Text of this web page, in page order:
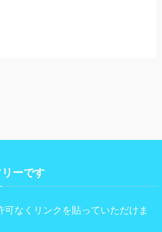
ーです
なくリンクを貼っていただけま